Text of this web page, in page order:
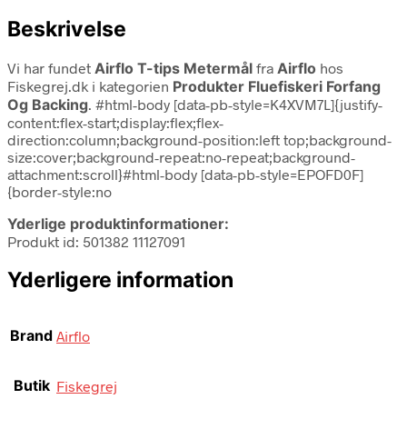
Beskrivelse
Vi har fundet Airflo T-tips Metermål fra Airflo hos
Fiskegrej.dk i kategorien Produkter Fluefiskeri Forfang
Og Backing. #html-body [data-pb-style=K4XVM7L]{justify-
content:flex-start;display:flex;flex-
direction:column;background-position:left top;background-
size:cover;background-repeat:no-repeat;background-
attachment:scroll}#html-body [data-pb-style=EPOFD0F]
{border-style:no
Yderlige produktinformationer:
Produkt id: 501382 11127091
Yderligere information
Brand Airflo
Butik Fiskegrej